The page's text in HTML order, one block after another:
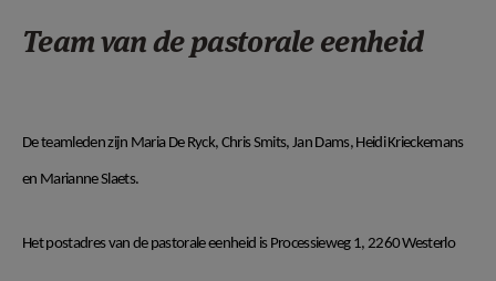
Team van de pastorale eenheid
De teamleden zijn Maria De Ryck, Chris Smits, Jan Dams, Heidi Krieckemans
en Marianne Slaets.
Het postadres van de pastorale eenheid is Processieweg 1, 2260 Westerlo